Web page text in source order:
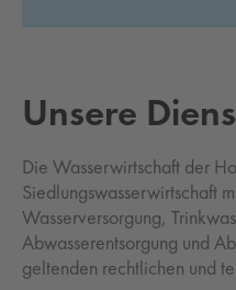
Un­se­re
Die Wasserwirtschaft der
Siedlungswasserwirtschaft
Wasserversorgung,
Abwasserentsorgung und
geltenden rechtlichen und